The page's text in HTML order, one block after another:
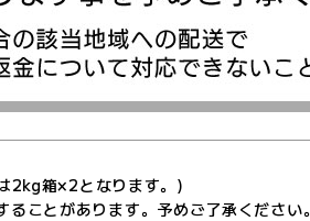
2kg箱×2となります。)
ことがあります。予めご了承ください。